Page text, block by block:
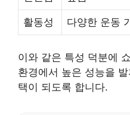
활동성 다양한 운동
이와 같은 특성 덕분에
환경에서 높은 성능을
택이 되도록 합니다.